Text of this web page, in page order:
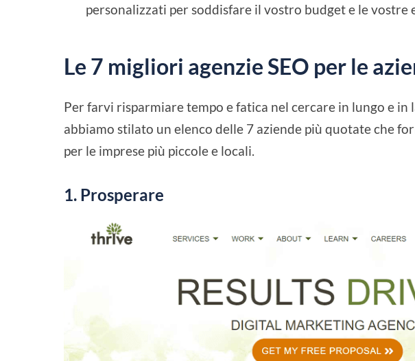
personalizzati per soddisfare il vostro budget e le vostre
Le 7 migliori agenzie SEO per le
Per farvi risparmiare tempo e fatica nel cercare in lungo e in
abbiamo stilato un elenco delle 7 aziende più quotate che
per le imprese più piccole e locali.
1. Prosperare